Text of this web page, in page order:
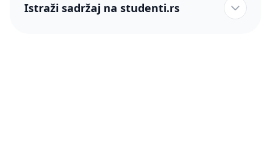
Istraži sadržaj na studenti.rs